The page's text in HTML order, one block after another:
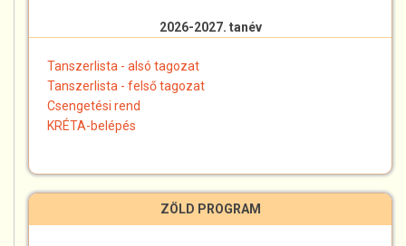
2026-2027. tanév
Tanszerlista - alsó tagozat
Tanszerlista - felső tagozat
Csengetési rend
KRÉTA-belépés
ZÖLD PROGRAM